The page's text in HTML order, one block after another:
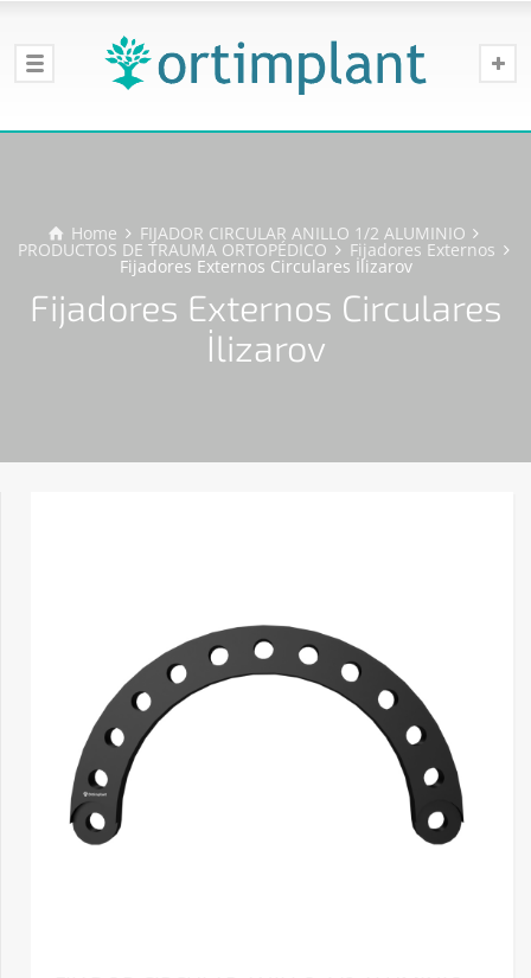
Home FIJADOR CIRCULAR ANILLO 1/2 ALUMINIO
PRODUCTOS DE TRAUMA ORTOPÉDICO Fijadores Externos
Fijadores Externos Circulares İlizarov
Fijadores Externos Circulares
İlizarov